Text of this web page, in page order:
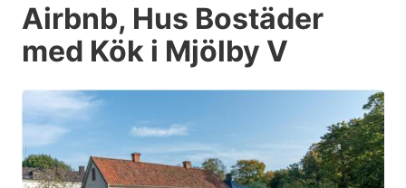
Airbnb, Hus Bostäder
med Kök i Mjölby V